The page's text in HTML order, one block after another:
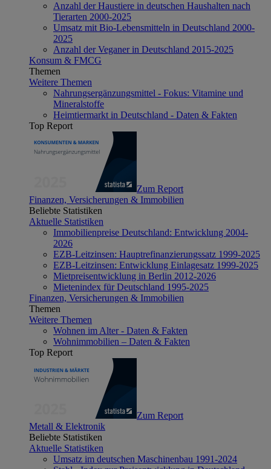
Anzahl der Haustiere in deutschen Haushalten nach
Tierarten 2000-2025
Umsatz mit Bio-Lebensmitteln in Deutschland 2000-
2025
Anzahl der Veganer in Deutschland 2015-2025
Konsum & FMCG
Themen
Weitere Themen
Nahrungsergänzungsmittel - Fokus: Vitamine und
Mineralstoffe
Heimtiermarkt in Deutschland - Daten & Fakten
Top Report
Zum Report
Finanzen, Versicherungen & Immobilien
Beliebte Statistiken
Aktuelle Statistiken
Immobilienpreise Deutschland: Entwicklung 2004-
2026
EZB-Leitzinsen: Hauptrefinanzierungssatz 1999-2025
EZB-Leitzinsen: Entwicklung Einlagesatz 1999-2025
Mietpreisentwicklung in Berlin 2012-2026
Mietenindex für Deutschland 1995-2025
Finanzen, Versicherungen & Immobilien
Themen
Weitere Themen
Wohnen im Alter - Daten & Fakten
Wohnimmobilien – Daten & Fakten
Top Report
Zum Report
Metall & Elektronik
Beliebte Statistiken
Aktuelle Statistiken
Umsatz im deutschen Maschinenbau 1991-2024